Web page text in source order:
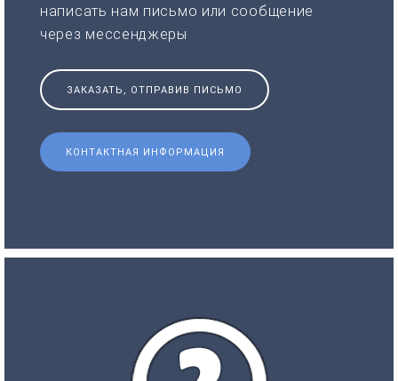
написать нам письмо или сообщение
через мессенджеры
ЗАКАЗАТЬ, ОТПРАВИВ ПИСЬМО
КОНТАКТНАЯ ИНФОРМАЦИЯ